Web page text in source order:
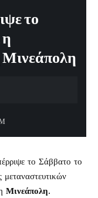
το
Μινεάπολη
το Σάββατο το
μεταναστευτικών
Μινεάπολη.